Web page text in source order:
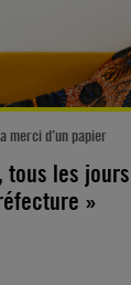
merci d’un papier
tous les
»